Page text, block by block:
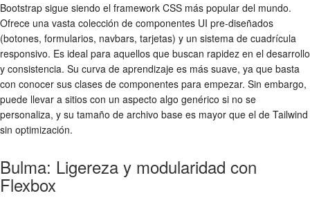
Bootstrap sigue siendo el framework CSS más popular del mundo.
Ofrece una vasta colección de componentes UI pre-diseñados
(botones, formularios, navbars, tarjetas) y un sistema de cuadrícula
responsivo. Es ideal para aquellos que buscan rapidez en el desarrollo
y consistencia. Su curva de aprendizaje es más suave, ya que basta
con conocer sus clases de componentes para empezar. Sin embargo,
puede llevar a sitios con un aspecto algo genérico si no se
personaliza, y su tamaño de archivo base es mayor que el de Tailwind
sin optimización.
Bulma: Ligereza y modularidad con
Flexbox